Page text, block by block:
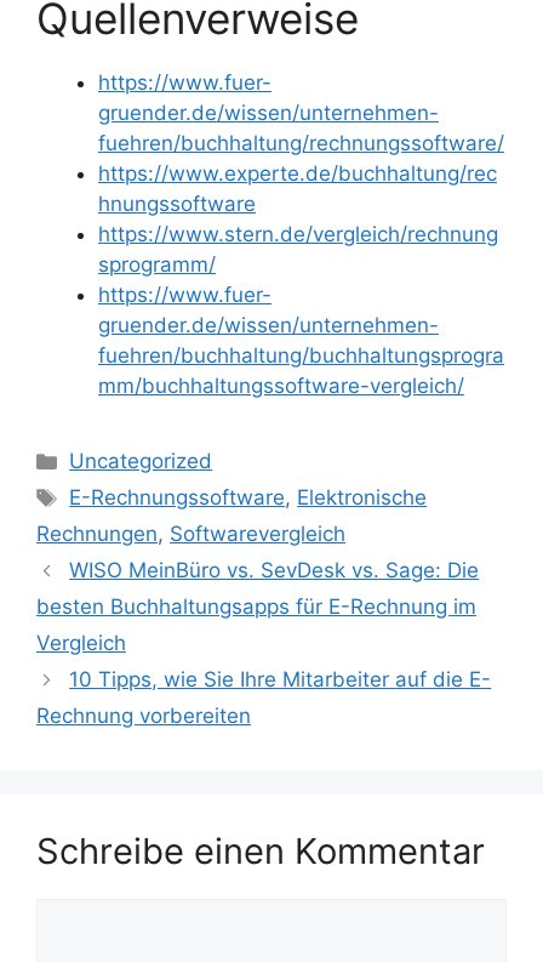
Quellenverweise
https://www.fuer-
gruender.de/wissen/unternehmen-
fuehren/buchhaltung/rechnungssoftware/
https://www.experte.de/buchhaltung/rec
hnungssoftware
https://www.stern.de/vergleich/rechnung
sprogramm/
https://www.fuer-
gruender.de/wissen/unternehmen-
fuehren/buchhaltung/buchhaltungsprogra
mm/buchhaltungssoftware-vergleich/
Kategorien
Uncategorized
Schlagwörter
E-Rechnungssoftware, Elektronische
Rechnungen, Softwarevergleich
WISO MeinBüro vs. SevDesk vs. Sage: Die
besten Buchhaltungsapps für E-Rechnung im
Vergleich
10 Tipps, wie Sie Ihre Mitarbeiter auf die E-
Rechnung vorbereiten
Schreibe einen Kommentar